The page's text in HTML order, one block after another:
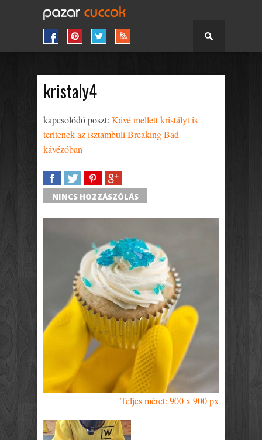
kristaly4
kapcsolódó poszt: Kávé mellett kristályt is
terítenek az isztambuli Breaking Bad
kávézóban
SHARETWEETSHARESHARE
NINCS HOZZÁSZÓLÁS
Teljes méret: 900 x 900 px